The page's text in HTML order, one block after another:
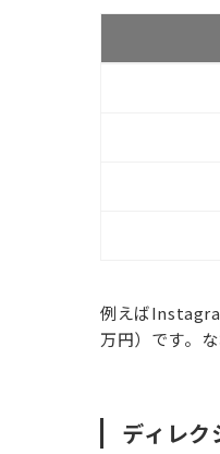
例えば
万円）です。
ディレク